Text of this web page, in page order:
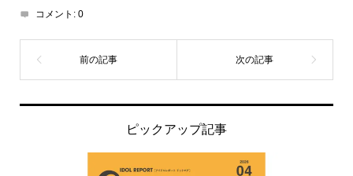
コメント: 0
ピックアップ記事